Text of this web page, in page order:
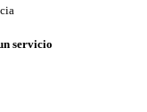
servicio